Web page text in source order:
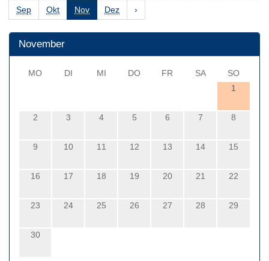
Sep Okt Nov Dez ›
November
MO DI MI DO FR SA
SO
1
2 3 4 5 6 7 8
9 10 11 12 13 14 15
16 17 18 19 20 21 22
23 24 25 26 27 28 29
30